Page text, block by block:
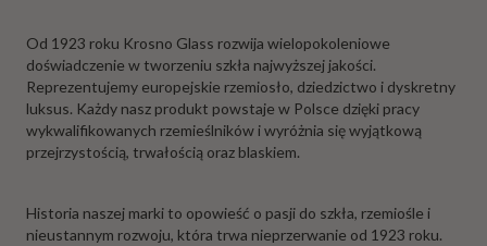
Od 1923 roku Krosno Glass rozwija wielopokoleniowe
doświadczenie w tworzeniu szkła najwyższej jakości.
Reprezentujemy europejskie rzemiosło, dziedzictwo i dyskretny
luksus. Każdy nasz produkt powstaje w Polsce dzięki pracy
wykwalifikowanych rzemieślników i wyróżnia się wyjątkową
przejrzystością, trwałością oraz blaskiem.
Historia naszej marki to opowieść o pasji do szkła, rzemiośle i
nieustannym rozwoju, która trwa nieprzerwanie od 1923 roku.